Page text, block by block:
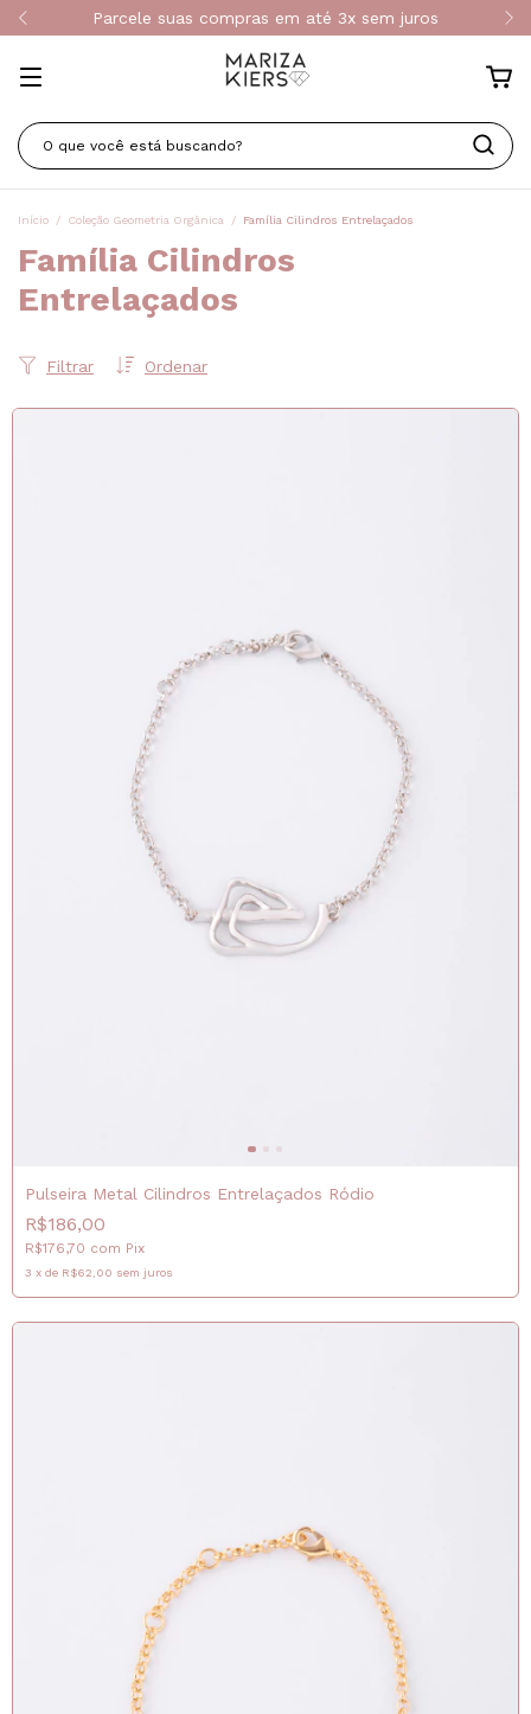
Parcele suas compras em até 3x sem juros
Início / Coleção Geometria Orgânica / Família Cilindros Entrelaçados
Família Cilindros
Entrelaçados
Ordenar
Filtrar
Pulseira Metal Cilindros Entrelaçados Ródio
R$186,00
R$176,70 com Pix
3 x de R$62,00 sem juros